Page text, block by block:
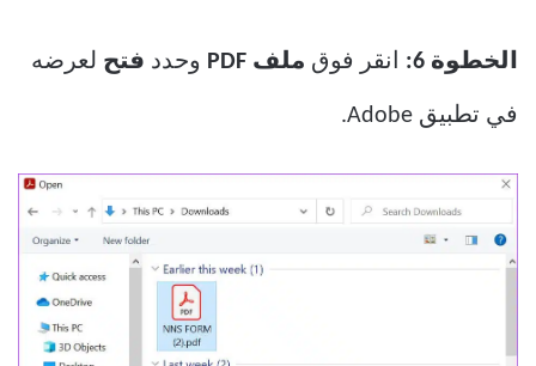
الخطوة 6: انقر فوق ملف PDF وحدد فتح لعرضه
في تطبيق Adobe.